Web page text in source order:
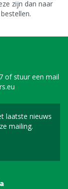
zijn dan naar
of stuur een mail
laatste nieuws
mailing.
voor onze